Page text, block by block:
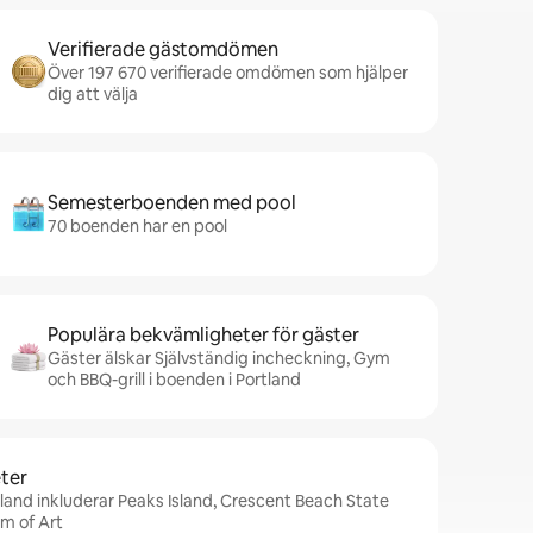
Verifierade gästomdömen
Över 197 670 verifierade omdömen som hjälper
dig att välja
Semesterboenden med pool
70 boenden har en pool
Populära bekvämligheter för gäster
Gäster älskar Självständig incheckning, Gym
och BBQ-grill i boenden i Portland
inkluderar Peaks Island, Crescent Beach State
of Art